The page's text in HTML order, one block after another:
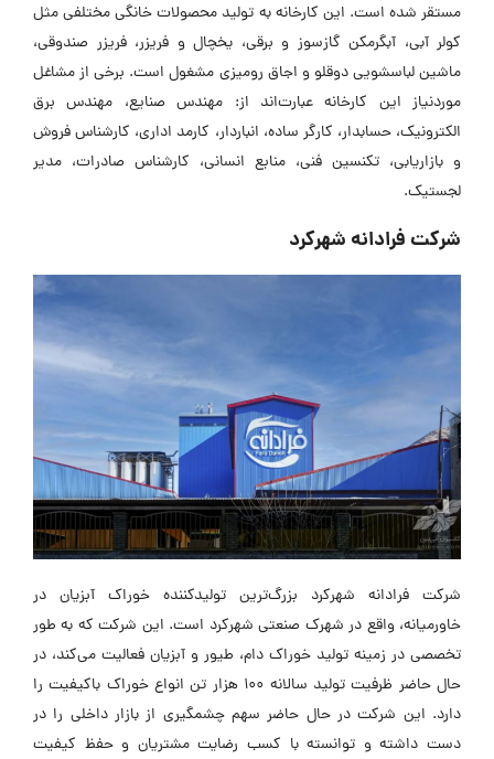
مستقر شده است. این کارخانه به تولید محصولات خانگی مختلفی مثل
کولر آبی، آبگرمکن گازسوز و برقی، یخچال و فریزر، فریزر صندوقی،
ماشین لباسشویی دوقلو و اجاق رومیزی مشغول است. برخی از مشاغل
موردنیاز این کارخانه عبارت‌اند از: مهندس صنایع، مهندس برق
الکترونیک، حسابدار، کارگر ساده، انباردار، کارمد اداری، کارشناس فروش
و بازاریابی، تکنسین فنی، منابع انسانی، کارشناس صادرات، مدیر
لجستیک.
شرکت فرادانه شهرکرد
شرکت فرادانه شهرکرد بزرگ‌ترین تولیدکننده خوراک آبزیان در
خاورمیانه، واقع در شهرک صنعتی شهرکرد است. این شرکت که به طور
تخصصی در زمینه تولید خوراک دام، طیور و آبزیان فعالیت می‌کند، در
حال حاضر ظرفیت تولید سالانه 100 هزار تن انواع خوراک باکیفیت را
دارد. این شرکت در حال حاضر سهم چشمگیری از بازار داخلی را در
دست داشته و توانسته با کسب رضایت مشتریان و حفظ کیفیت